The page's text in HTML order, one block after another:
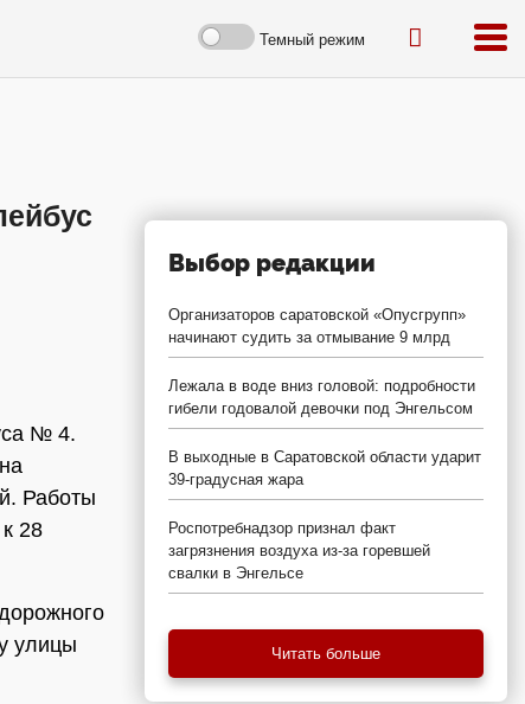
Темный режим
№ 4.
Работы
28
улицы
Выбор редакции
Организаторов саратовской «Опусгрупп»
начинают судить за отмывание 9 млрд
Лежала в воде вниз головой: подробности
гибели годовалой девочки под Энгельсом
В выходные в Саратовской области ударит
39-градусная жара
Роспотребнадзор признал факт
загрязнения воздуха из-за горевшей
свалки в Энгельсе
Читать больше